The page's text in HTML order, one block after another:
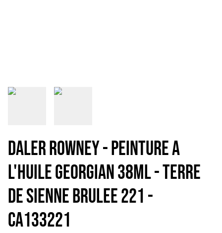
DALER ROWNEY - PEINTURE A
L'HUILE GEORGIAN 38mL - TERRE
DE SIENNE BRULEE 221 -
CA133221